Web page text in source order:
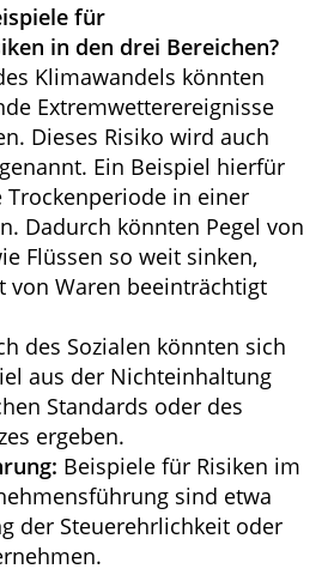
für
in den drei Bereichen?
Klimawandels könnten
Extremwetterereignisse
Dieses Risiko wird auch
Ein Beispiel hierfür
Trockenperiode in einer
Dadurch könnten Pegel von
Flüssen so weit sinken,
von Waren beeinträchtigt
des Sozialen könnten sich
aus der Nichteinhaltung
Standards oder des
ergeben.
Beispiele für Risiken im
sind etwa
der Steuerehrlichkeit oder